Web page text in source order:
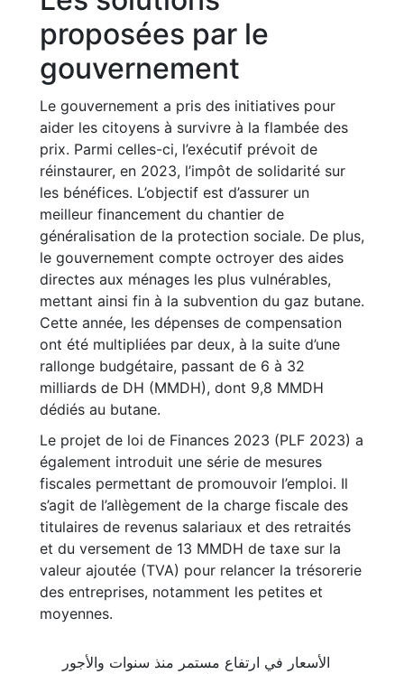
proposées par le
gouvernement
Le gouvernement a pris des initiatives pour
aider les citoyens à survivre à la flambée des
prix. Parmi celles-ci, l’exécutif prévoit de
réinstaurer, en 2023, l’impôt de solidarité sur
les bénéfices. L’objectif est d’assurer un
meilleur financement du chantier de
généralisation de la protection sociale. De plus,
le gouvernement compte octroyer des aides
directes aux ménages les plus vulnérables,
mettant ainsi fin à la subvention du gaz butane.
Cette année, les dépenses de compensation
ont été multipliées par deux, à la suite d’une
rallonge budgétaire, passant de 6 à 32
milliards de DH (MMDH), dont 9,8 MMDH
dédiés au butane.
Le projet de loi de Finances 2023 (PLF 2023) a
également introduit une série de mesures
fiscales permettant de promouvoir l’emploi. Il
s’agit de l’allègement de la charge fiscale des
titulaires de revenus salariaux et des retraités
et du versement de 13 MMDH de taxe sur la
valeur ajoutée (TVA) pour relancer la trésorerie
des entreprises, notamment les petites et
moyennes.
الأسعار في ارتفاع مستمر منذ سنوات والأجور